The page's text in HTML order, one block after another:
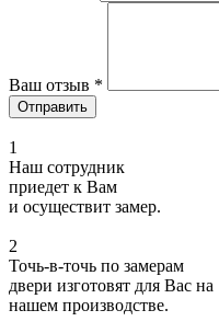
Ваш отзыв *
1
Наш сотрудник
приедет к Вам
и осуществит замер.
2
Точь-в-точь по замерам
двери изготовят для Вас на
нашем производстве.